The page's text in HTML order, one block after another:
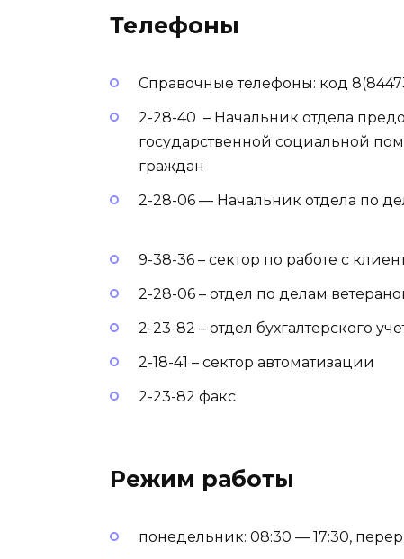
Телефоны
Справочные телефоны: код
2-28-40 – Начальник отдела
государственной социальной
граждан
2-28-06 — Начальник отдела по
9-38-36 – сектор по работе с
2-28-06 – отдел по делам
2-23-82 – отдел бухгалтерского
2-18-41 – сектор автоматизации
2-23-82 факс
Режим работы
понедельник: 08:30 — 17:30,